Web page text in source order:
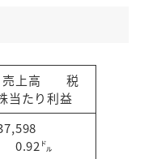
上高 税
たり利益
37,598
㌦